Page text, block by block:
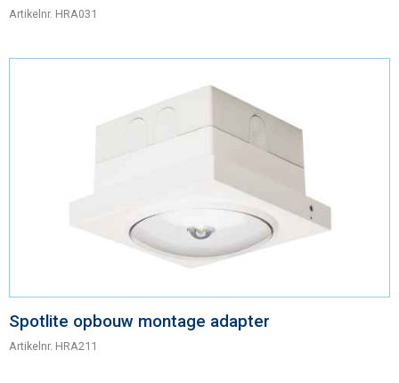
Artikelnr. HRA031
Spotlite opbouw montage adapter
Artikelnr. HRA211